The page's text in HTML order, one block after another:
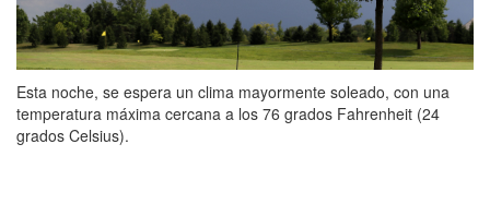
Esta noche, se espera un clima mayormente soleado, con una
temperatura máxima cercana a los 76 grados Fahrenheit (24
grados Celsius).